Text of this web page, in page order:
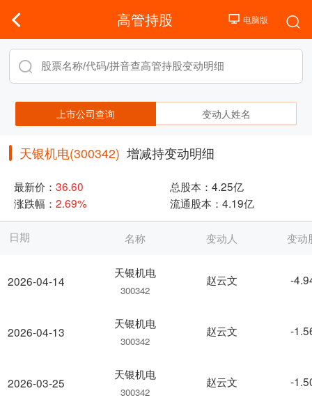
高管持股
上市公司查询 变动人姓名
天银机电(300342) 增减持变动明细
最新价： 36.60 总股本： 4.25亿
涨跌幅： 2.69% 流通股本： 4.19亿
日期
2026-04-14
2026-04-13
2026-03-25
名称 变动人 变动
天银机电
300342
赵云文 -
天银机电
300342
赵云文 -
天银机电
300342
赵云文 -